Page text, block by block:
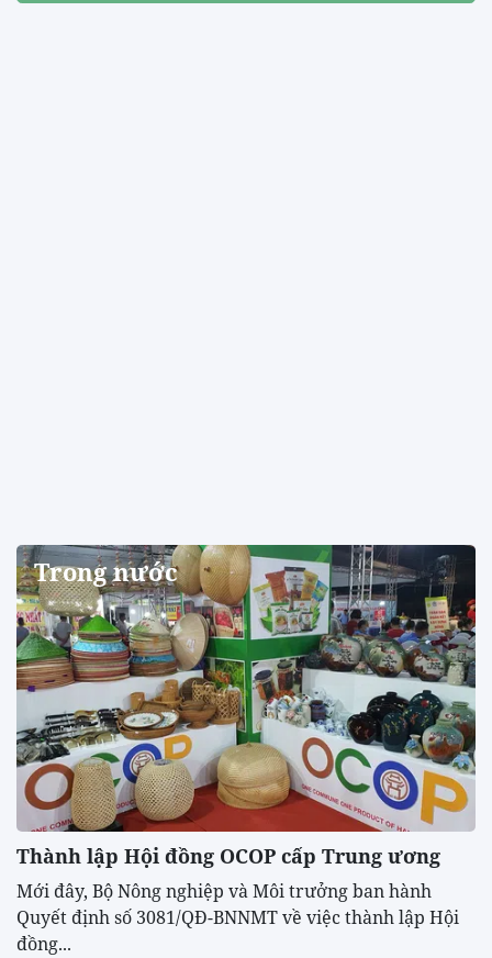
Trong nước
Thành lập Hội đồng OCOP cấp Trung ương
Mới đây, Bộ Nông nghiệp và Môi trưởng ban hành
Quyết định số 3081/QĐ-BNNMT về việc thành lập Hội
đồng...